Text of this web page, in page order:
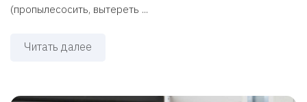
(пропылесосить, вытереть ...
Читать далее